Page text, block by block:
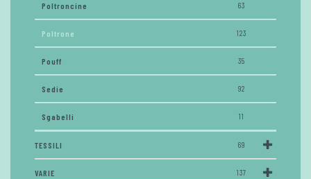
Poltroncine 63
Poltrone 123
Pouff 35
Sedie 92
Sgabelli 11
TESSILI 69
VARIE 137